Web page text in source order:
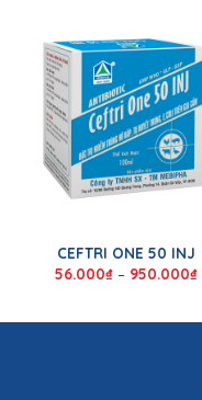
CEFTRI ONE 50 INJ
56.000₫– 950.000₫